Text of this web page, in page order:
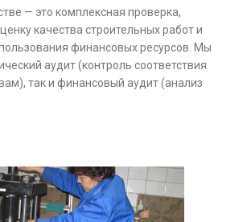
— это комплексная проверка,
качества строительных работ и
финансовых ресурсов. Мы
аудит (контроль соответствия
так и финансовый аудит (анализ
обоснованность проекта.